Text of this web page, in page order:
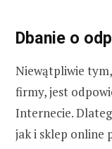
Dbanie o
Niewątpliwie
firmy, jest
Internecie.
jak i sklep online